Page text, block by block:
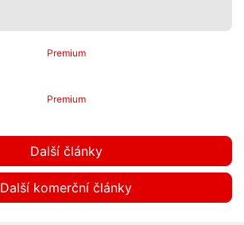
Premium
Premium
Další články
Další komerční články